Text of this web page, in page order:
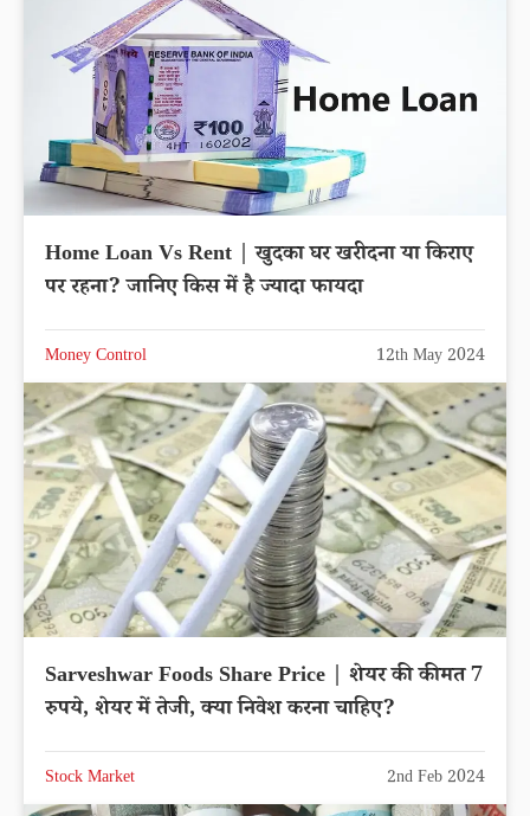
Home Loan Vs Rent | खुदका घर खरीदना या किराए
पर रहना? जानिए किस में है ज्यादा फायदा
Money Control 12th May 2024
Sarveshwar Foods Share Price | शेयर की कीमत 7
रुपये, शेयर में तेजी, क्या निवेश करना चाहिए?
Stock Market 2nd Feb 2024